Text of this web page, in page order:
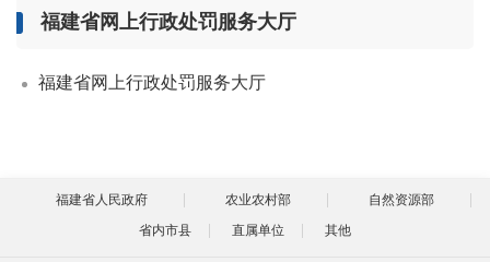
福建省网上行政处罚服务大厅
福建省网上行政处罚服务大厅
福建省人民政府 农业农村部
自然资源部
省内市县
直属单位 其他